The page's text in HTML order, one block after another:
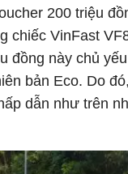
200 triệu
chiếc VinFast
đồng này chủ
bản Eco. Do
dẫn như trên